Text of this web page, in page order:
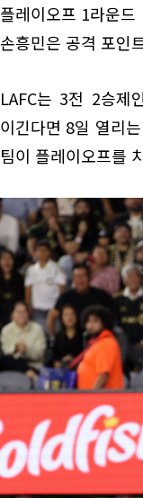
플레이오프 1라운
손흥민은 공격 포인
LAFC는 3전 2승제
이긴다면 8일 열리
팀이 플레이오프를